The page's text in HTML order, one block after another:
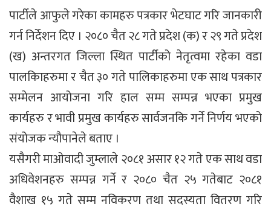
पार्टीले आफुले गरेका कामहरु पत्रकार भेटघाट गरि जानकारी
गर्न निर्देशन दिए । २०८० चैत २८ गते प्रदेश (क) र २९ गते प्रदेश
(ख) अन्तरगत जिल्ला स्थित पार्टीको नेतृत्वमा रहेका वडा
पालकिाहरुमा र चैत ३० गते पालिकाहरुमा एक साथ पत्रकार
सम्मेलन आयोजना गरि हाल सम्म सम्पन्न भएका प्रमुख
कार्यहरु र भावी प्रमुख कार्यहरु सार्वजनकि गर्ने निर्णय भएको
संयोजक न्यौपानेले बताए ।
यसैगरी माओवादी जुम्लाले २०८१ असार १२ गते एक साथ वडा
अधिवेशनहरु सम्पन्न गर्ने र २०८० चैत २५ गतेबाट २०८१
वैशाख १५ गते सम्म नविकरण तथा सदस्यता वितरण गरि